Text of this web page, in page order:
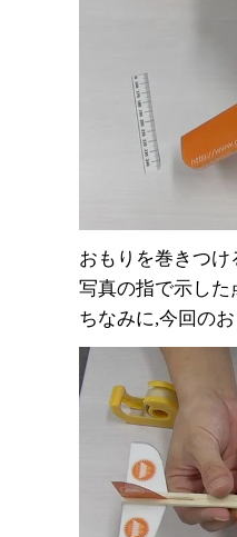
おもりを巻きつ
写真の指で示した
ちなみに,今回の